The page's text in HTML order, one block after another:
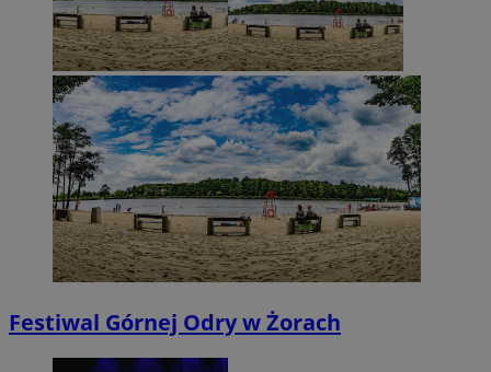
Festiwal Górnej Odry w Żorach